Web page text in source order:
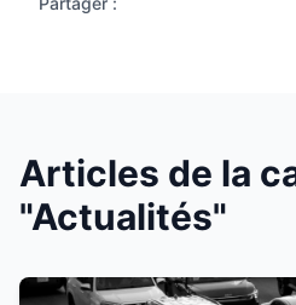
Articles de la
"Actualités"